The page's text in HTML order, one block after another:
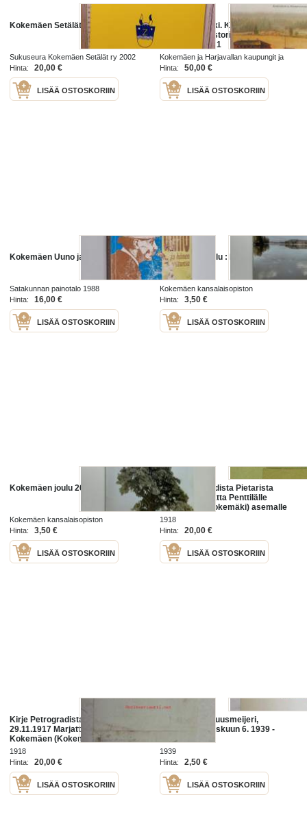
Kokemäen Setälät
Sukuseura Kokemäen Setälät ry 2002
Hinta:
20,00 €
LISÄÄ OSTOSKORIIN
Joki ja sen väki. Kokemäen ja
Harjavallan historia jääkaudesta
1860-luvulle 1:1
Kokemäen ja Harjavallan kaupungit ja
seurakunnat 2007
Hinta: 50,00 €
LISÄÄ OSTOSKORIIN
Kokemäen Uuno ja hänen juttunsa
Satakunnan painotalo 1988
Hinta:
16,00 €
LISÄÄ OSTOSKORIIN
Kokemäen joulu : Kotiseutulehti
2010
Kokemäen kansalaisopiston
opistolaisyhdistys 2010
Hinta: 3,50 €
LISÄÄ OSTOSKORIIN
Kokemäen joulu 2008
Kokemäen kansalaisopiston
opistolaisyhdistys 2008
Hinta: 3,50 €
LISÄÄ OSTOSKORIIN
Kirje Petrogradista Pietarista
3.1.1918 Marjatta Penttilälle
Kokemäen (Kokemäki) asemalle
1918
Hinta:
20,00 €
LISÄÄ OSTOSKORIIN
Kirje Petrogradista Pietarista
29.11.1917 Marjatta Penttilälle
Kokemäen (Kokemäki) asemalle
1918
Hinta:
20,00 €
LISÄÄ OSTOSKORIIN
Kokemäen Osuusmeijeri,
Kokemäki syyskuun 6. 1939 -
asiakirja
1939
Hinta:
2,50 €
LISÄÄ OSTOSKORIIN